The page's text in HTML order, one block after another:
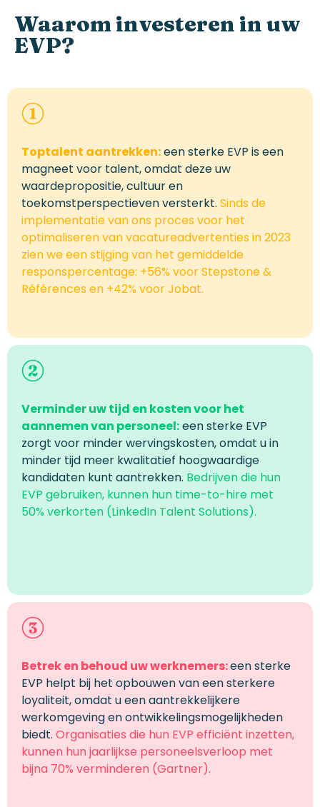
Waarom investeren in uw
EVP?
Toptalent aantrekken:een sterke EVP is een
magneet voor talent, omdat deze uw
waardepropositie, cultuur en
toekomstperspectieven versterkt. Sinds de
implementatie van ons proces voor het
optimaliseren van vacatureadvertenties in 2023
zien we een stijging van het gemiddelde
responspercentage: +56% voor Stepstone &
Références en +42% voor Jobat.
Verminder uw tijd en kosten voor het
aannemen van personeel:een sterke EVP
zorgt voor minderwervingskosten, omdat u in
minder tijd meer kwalitatief hoogwaardige
kandidaten kunt aantrekken. Bedrijven die hun
EVP gebruiken, kunnen hun time-to-hire met
50% verkorten (LinkedIn Talent Solutions).
Betrek en behoud uw werknemers:een sterke
EVP helpt bij het opbouwen van een sterkere
loyaliteit, omdat u een aantrekkelijkere
werkomgeving en ontwikkelingsmogelijkheden
biedt. Organisaties die hun EVP efficiënt inzetten,
kunnen hun jaarlijkse personeelsverloop met
bijna 70% verminderen (Gartner).